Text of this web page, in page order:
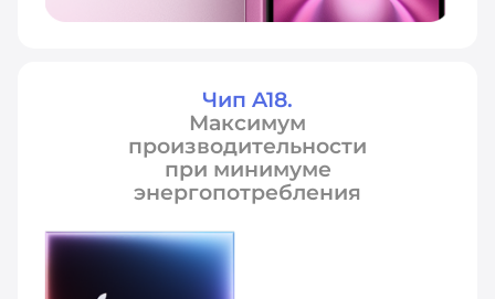
Чип A18.
Максимум
производительности
при минимуме
энергопотребления